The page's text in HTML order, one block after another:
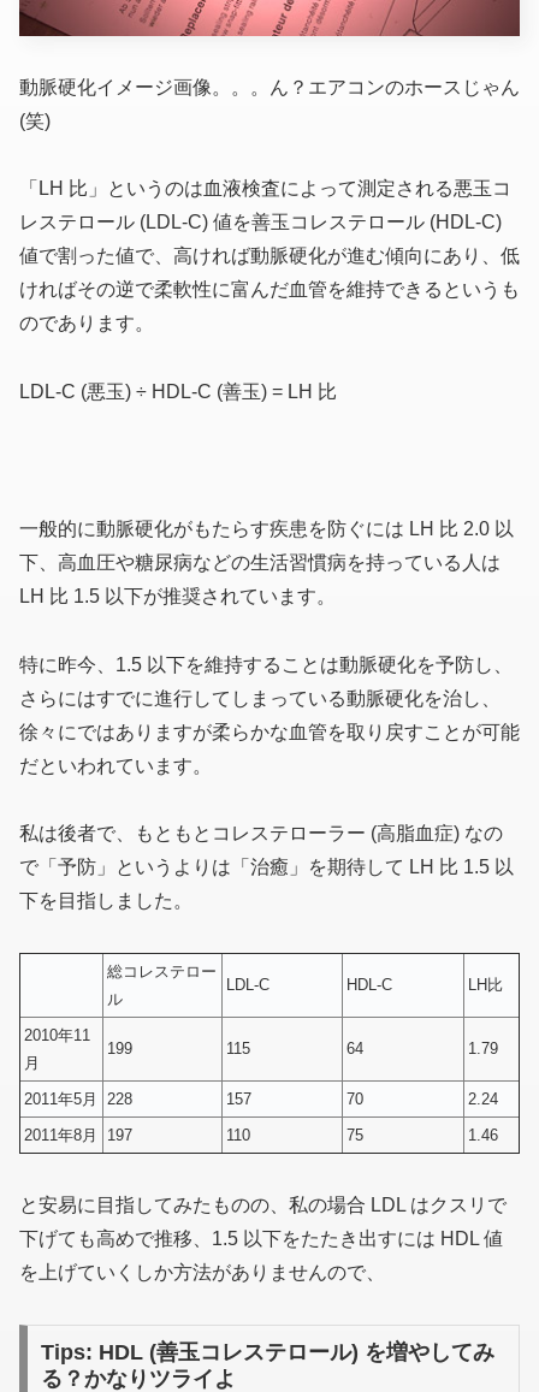
動脈硬化イメージ画像。。。ん？エアコンのホースじゃん
(笑)
「LH 比」というのは血液検査によって測定される悪玉コ
レステロール (LDL-C) 値を善玉コレステロール (HDL-C)
値で割った値で、高ければ動脈硬化が進む傾向にあり、低
ければその逆で柔軟性に富んだ血管を維持できるというも
のであります。
LDL-C (悪玉) ÷ HDL-C (善玉) = LH 比
一般的に動脈硬化がもたらす疾患を防ぐには LH 比 2.0 以
下、高血圧や糖尿病などの生活習慣病を持っている人は
LH 比 1.5 以下が推奨されています。
特に昨今、1.5 以下を維持することは動脈硬化を予防し、
さらにはすでに進行してしまっている動脈硬化を治し、
徐々にではありますが柔らかな血管を取り戻すことが可能
だといわれています。
私は後者で、もともとコレステローラー (高脂血症) なの
で「予防」というよりは「治癒」を期待して LH 比 1.5 以
下を目指しました。
総コレステロー
ル
LDL-C HDL-C LH比
2010年11
月
199 115 64 1.79
2011年5月 228 157 70
2.24
2011年8月
197 110 75 1.46
と安易に目指してみたものの、私の場合 LDL はクスリで
下げても高めで推移、1.5 以下をたたき出すには HDL 値
を上げていくしか方法がありませんので、
Tips: HDL (善玉コレステロール) を増やしてみ
る？かなりツライよ